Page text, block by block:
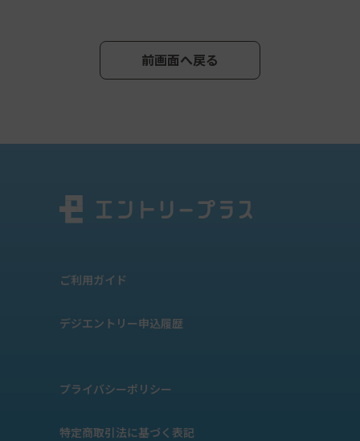
前画面へ戻る
ご利用ガイド
デジエントリー申込履歴
プライバシーポリシー
特定商取引法に基づく表記